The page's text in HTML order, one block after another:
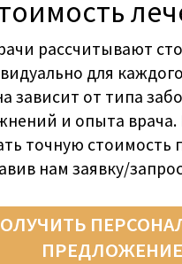
которая соответствует
с нами, вы получаете
независимую поддержку —
выслушаем вашу
Вам не придется
связываться с
раскрывая персональные
маркетинговым
лечение вам требуется?